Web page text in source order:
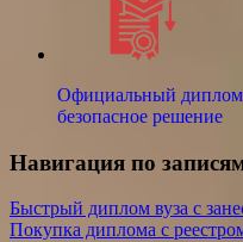
Официальный диплом
безопасное решение
Навигация по
Быстрый диплом вуза с
Покупка диплома с